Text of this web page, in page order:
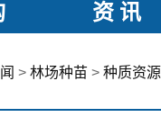
资 讯
> 林场种苗 > 种质资源